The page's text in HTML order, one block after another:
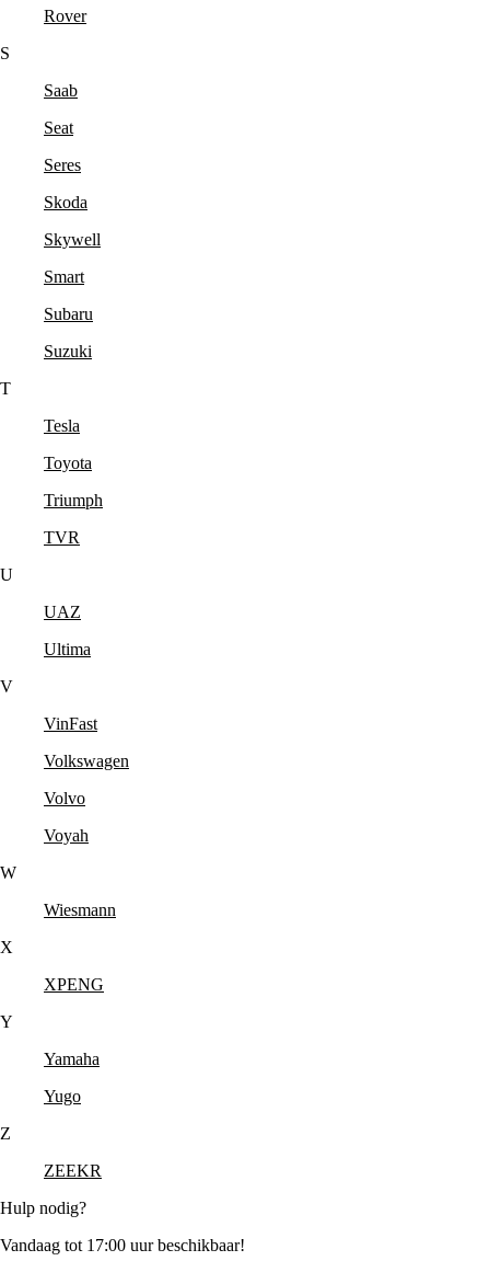
Rover
S
Saab
Seat
Seres
Skoda
Skywell
Smart
Subaru
Suzuki
T
Tesla
Toyota
Triumph
TVR
U
UAZ
Ultima
V
VinFast
Volkswagen
Volvo
Voyah
W
Wiesmann
X
XPENG
Y
Yamaha
Yugo
Z
ZEEKR
Hulp nodig?
Vandaag tot 17:00 uur beschikbaar!